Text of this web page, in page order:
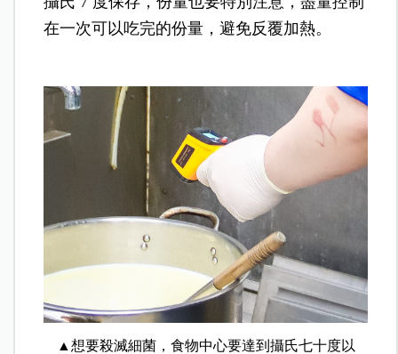
在一次可以吃完的份量，避免反覆加熱。
▲想要殺滅細菌，食物中心要達到攝氏七十度以